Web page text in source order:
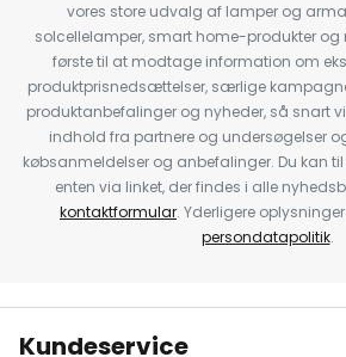
vores store udvalg af lamper og
solcellelamper, smart home-produkter og
første til at modtage information om
produktprisnedsættelser, særlige
produktanbefalinger og nyheder, så snart
indhold fra partnere og undersøgelser
købsanmeldelser og anbefalinger. Du kan
enten via linket, der findes i alle
kontaktformular. Yderligere
persondatapolitik.
Kundeservice